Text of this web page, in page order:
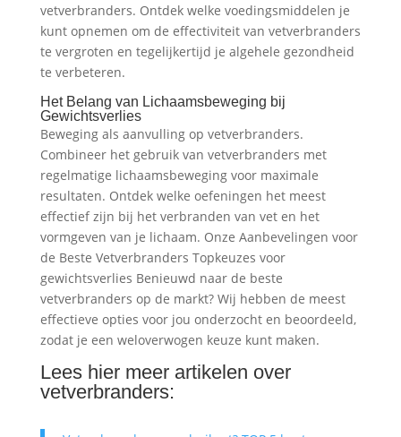
vetverbranders. Ontdek welke voedingsmiddelen je
kunt opnemen om de effectiviteit van vetverbranders
te vergroten en tegelijkertijd je algehele gezondheid
te verbeteren.
Het Belang van Lichaamsbeweging bij
Gewichtsverlies
Beweging als aanvulling op vetverbranders.
Combineer het gebruik van vetverbranders met
regelmatige lichaamsbeweging voor maximale
resultaten. Ontdek welke oefeningen het meest
effectief zijn bij het verbranden van vet en het
vormgeven van je lichaam. Onze Aanbevelingen voor
de Beste Vetverbranders Topkeuzes voor
gewichtsverlies Benieuwd naar de beste
vetverbranders op de markt? Wij hebben de meest
effectieve opties voor jou onderzocht en beoordeeld,
zodat je een weloverwogen keuze kunt maken.
Lees hier meer artikelen over
vetverbranders: